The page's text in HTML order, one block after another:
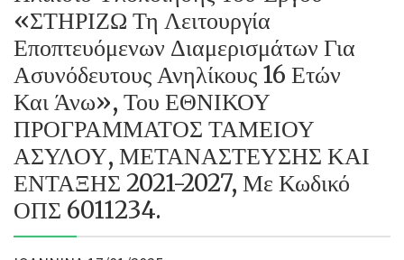
«ΣΤΗΡΙΖΩ Τη Λειτουργία
Εποπτευόμενων Διαμερισμάτων Για
Ασυνόδευτους Ανηλίκους 16 Ετών
Και Άνω», Του ΕΘΝΙΚΟΥ
ΠΡΟΓΡΑΜΜΑΤΟΣ ΤΑΜΕΙΟΥ
ΑΣΥΛΟΥ, ΜΕΤΑΝΑΣΤΕΥΣΗΣ ΚΑΙ
ΕΝΤΑΞΗΣ 2021-2027, Με Κωδικό
ΟΠΣ 6011234.